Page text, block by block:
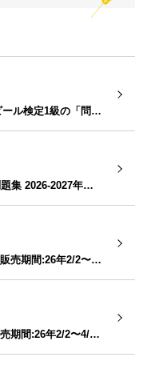
保護中: （1級申込者限定）第15回日本ビール検定1級の「問題と解答」
【7月6日発売】『ビア検一問一答公式問題集 2026-2027年版 デジタルブック』
合格者特典「ビア検合格認定バッジ」（販売期間:26年2/2〜4/20）
合格者特典「ビア検合格認定名刺」（販売期間:26年2/2〜4/20）